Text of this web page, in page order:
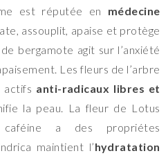
est réputée en médecine
assouplit, apaise et protège
bergamote agit sur l’anxiété
Les fleurs de l’arbre
actifs anti-radicaux libres et
la peau. La fleur de Lotus
a des propriétes
maintient l’hydratation